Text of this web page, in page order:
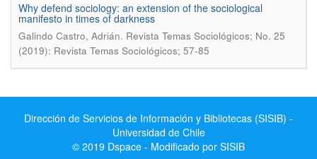
Why defend sociology: an extension of the sociological
manifesto in times of darkness
Galindo Castro, Adrián. Revista Temas Sociológicos; No. 25
(2019): Revista Temas Sociológicos; 57-85
Dirección de Servicios de Información y Bibliotecas (SISIB) -
Universidad de Chile
© 2019 Dspace - Modificado por SISIB